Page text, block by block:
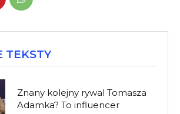
TEKSTY
Znany kolejny rywal Tomasza
Adamka? To influencer